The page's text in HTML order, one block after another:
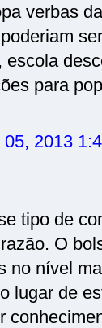
verbas
escola
para
2013
tipo de
O
no nível
lugar de